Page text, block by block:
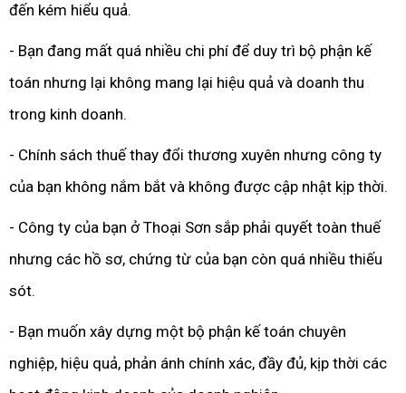
đến kém hiểu quả.
- Bạn đang mất quá nhiều chi phí để duy trì bộ phận kế
toán nhưng lại không mang lại hiệu quả và doanh thu
trong kinh doanh.
- Chính sách thuế thay đổi thương xuyên nhưng công ty
của bạn không nắm bắt và không được cập nhật kịp thời.
- Công ty của bạn ở Thoại Sơn sắp phải quyết toàn thuế
nhưng các hồ sơ, chứng từ của bạn còn quá nhiều thiếu
sót.
- Bạn muốn xây dựng một bộ phận kế toán chuyên
nghiệp, hiệu quả, phản ánh chính xác, đầy đủ, kịp thời các